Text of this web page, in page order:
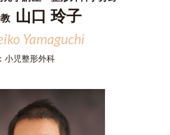
山口 玲子
Yamaguchi
小児整形外科